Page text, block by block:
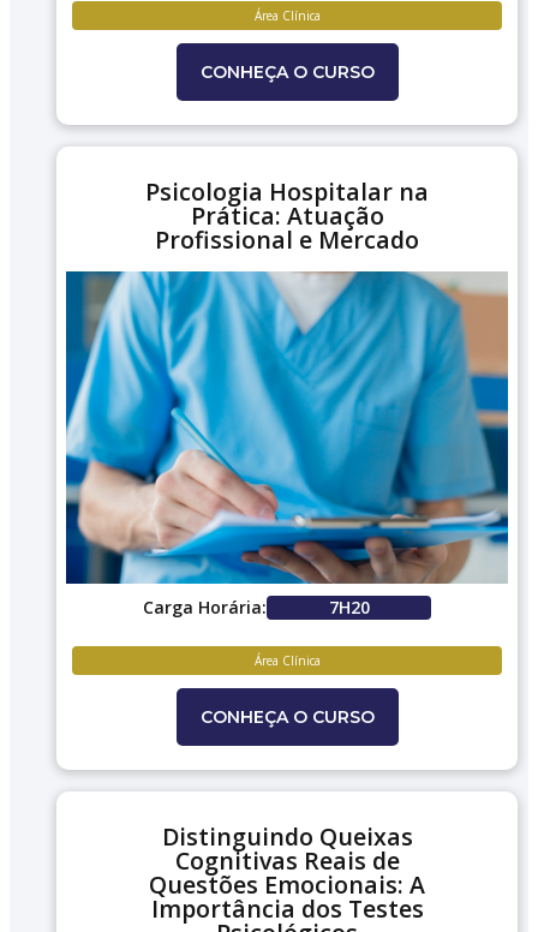
Área Clínica
CONHEÇA O CURSO
Psicologia Hospitalar na
Prática: Atuação
Profissional e Mercado
Carga Horária: 7H20
Área Clínica
CONHEÇA O CURSO
Distinguindo Queixas
Cognitivas Reais de
Questões Emocionais: A
Importância dos Testes